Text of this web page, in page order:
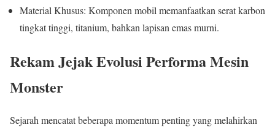
Material Khusus: Komponen mobil memanfaatkan serat karbon
tingkat tinggi, titanium, bahkan lapisan emas murni.
Rekam Jejak Evolusi Performa Mesin
Monster
Sejarah mencatat beberapa momentum penting yang melahirkan